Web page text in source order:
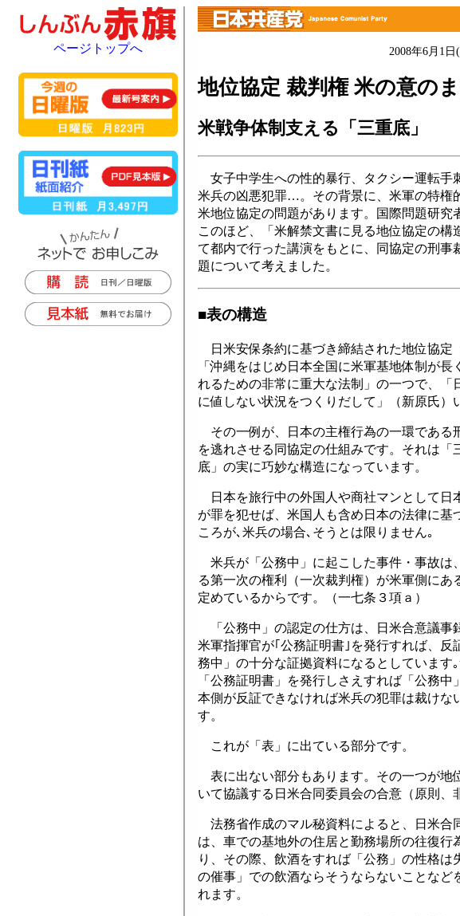
2008年6月1日
地位協定 裁判権 米の意の
米戦争体制支える「三重底」
女子中学生への性的暴行、タクシー運転手
米兵の凶悪犯罪…。その背景に、米軍の特権
米地位協定の問題があります。国際問題研究
このほど、「米解禁文書に見る地位協定の構
て都内で行った講演をもとに、同協定の刑事
題について考えました。
■表の構造
日米安保条約に基づき締結された地位協定
「沖縄をはじめ日本全国に米軍基地体制が長
れるための非常に重大な法制」の一つで、「
に値しない状況をつくりだして」（新原氏）
その一例が、日本の主権行為の一環である
を逃れさせる同協定の仕組みです。それは「
底」の実に巧妙な構造になっています。
日本を旅行中の外国人や商社マンとして日
が罪を犯せば、米国人も含め日本の法律に基
ころが､米兵の場合､そうとは限りません｡
米兵が「公務中」に起こした事件・事故は
る第一次の権利（一次裁判権）が米軍側にあ
定めているからです。（一七条３項ａ）
「公務中」の認定の仕方は、日米合意議事
米軍指揮官が｢公務証明書｣を発行すれば、反
務中」の十分な証拠資料になるとしています
「公務証明書」を発行しさえすれば「公務中
本側が反証できなければ米兵の犯罪は裁けな
す。
これが「表」に出ている部分です。
表に出ない部分もあります。その一つが地
いて協議する日米合同委員会の合意（原則、
法務省作成のマル秘資料によると、日米合
は、車での基地外の住居と勤務場所の往復行
り、その際、飲酒をすれば「公務」の性格は
の催事」での飲酒ならそうならないことなど
れます。
ページトップへ